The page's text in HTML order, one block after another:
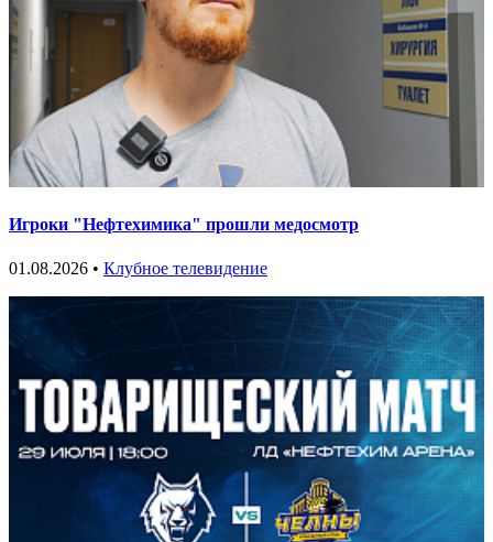
Игроки "Нефтехимика" прошли медосмотр
01.08.2026 • Клубное телевидение